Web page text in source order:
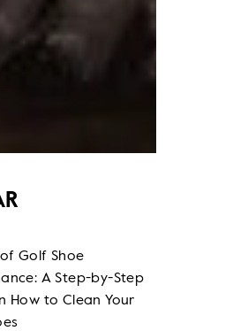
Golf Shoe
A Step-by-Step
How to Clean Your